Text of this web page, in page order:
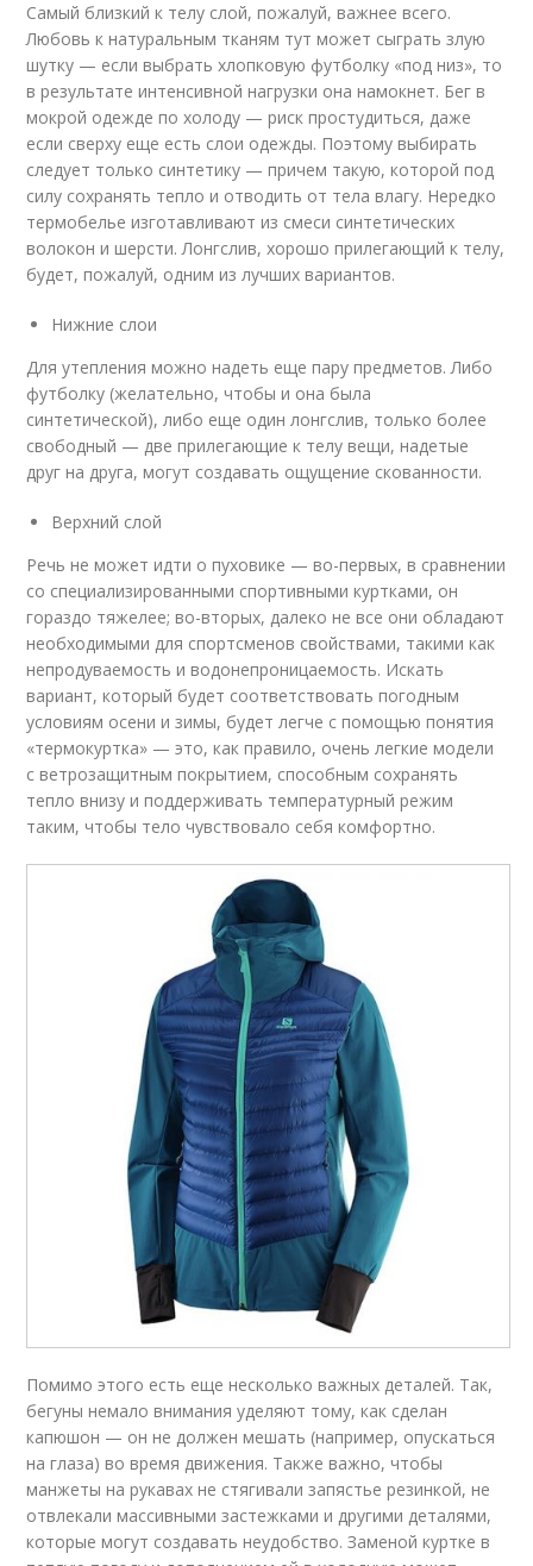
Самый близкий к телу слой, пожалуй, важнее всего.
Любовь к натуральным тканям тут может сыграть злую
шутку — если выбрать хлопковую футболку «под низ», то
в результате интенсивной нагрузки она намокнет. Бег в
мокрой одежде по холоду — риск простудиться, даже
если сверху еще есть слои одежды. Поэтому выбирать
следует только синтетику — причем такую, которой под
силу сохранять тепло и отводить от тела влагу. Нередко
термобелье изготавливают из смеси синтетических
волокон и шерсти. Лонгслив, хорошо прилегающий к телу,
будет, пожалуй, одним из лучших вариантов.
Нижние слои
Для утепления можно надеть еще пару предметов. Либо
футболку (желательно, чтобы и она была
синтетической), либо еще один лонгслив, только более
свободный — две прилегающие к телу вещи, надетые
друг на друга, могут создавать ощущение скованности.
Верхний слой
Речь не может идти о пуховике — во-первых, в сравнении
со специализированными спортивными куртками, он
гораздо тяжелее; во-вторых, далеко не все они обладают
необходимыми для спортсменов свойствами, такими как
непродуваемость и водонепроницаемость. Искать
вариант, который будет соответствовать погодным
условиям осени и зимы, будет легче с помощью понятия
«термокуртка» — это, как правило, очень легкие модели
с ветрозащитным покрытием, способным сохранять
тепло внизу и поддерживать температурный режим
таким, чтобы тело чувствовало себя комфортно.
Помимо этого есть еще несколько важных деталей. Так,
бегуны немало внимания уделяют тому, как сделан
капюшон — он не должен мешать (например, опускаться
на глаза) во время движения. Также важно, чтобы
манжеты на рукавах не стягивали запястье резинкой, не
отвлекали массивными застежками и другими деталями,
которые могут создавать неудобство. Заменой куртке в